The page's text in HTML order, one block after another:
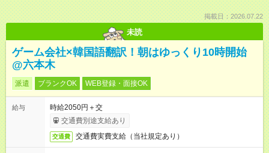
掲載日：2026.07.22
未読
ゲーム会社×韓国語翻訳！朝はゆっくり10時開始
@六本木
派遣 ブランクOK WEB登録・面接OK
給与
時給2050円＋交
交通費別途支給あり
交通費 交通費実費支給（当社規定あり）